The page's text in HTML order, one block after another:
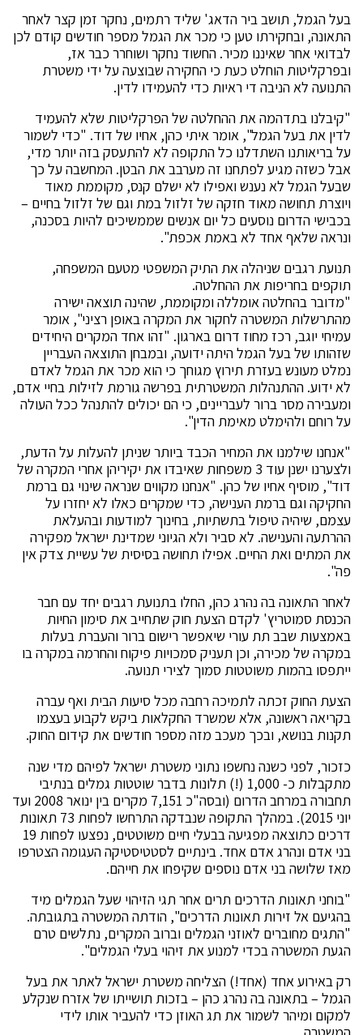
בעל הגמל, תושב ביר הדאג' שליד רתמים, נחקר זמן קצר לאחר
התאונה, ובחקירתו טען כי מכר את הגמל מספר חודשים קודם לכן
לבדואי אחר שאיננו מכיר. החשוד נחקר ושוחרר כבר אז,
ובפרקליטות הוחלט כעת כי החקירה שבוצעה על ידי משטרת
התנועה לא הניבה די ראיות כדי להעמידו לדין.
"קיבלנו בתדהמה את ההחלטה של הפרקליטות שלא להעמיד
לדין את בעל הגמל", אומר איתי כהן, אחיו של דוד. "כדי לשמור
על בריאותנו השתדלנו כל התקופה לא להתעסק בזה יותר מדי,
אבל כשזה מגיע לפתחנו זה מערבב את הבטן. המחשבה על כך
שבעל הגמל לא נענש ואפילו לא ישלם קנס, מקוממת מאוד
ויוצרת תחושה מאוד חזקה של זלזול במת וגם של זלזול בחיים –
בכבישי הדרום נוסעים כל יום אנשים שממשיכים להיות בסכנה,
ונראה שלאף אחד לא באמת אכפת".
תנועת רגבים שניהלה את התיק המשפטי מטעם המשפחה,
תוקפים בחריפות את ההחלטה.
"מדובר בהחלטה אומללה ומקוממת, שהינה תוצאה ישירה
מהתרשלות המשטרה לחקור את המקרה באופן רציני", אומר
עמיחי יוגב, רכז מחוז דרום בארגון. "זהו אחד המקרים היחידים
שזהותו של בעל הגמל היתה ידועה, ובמבחן התוצאה העבריין
נמלט מעונש בעזרת תירוץ מגוחך כי הוא מכר את הגמל לאדם
לא ידוע. ההתנהלות המשטרתית בפרשה גורמת לזילות בחיי אדם,
ומעבירה מסר ברור לעבריינים, כי הם יכולים להתנהל ככל העולה
על רוחם ולהימלט מאימת הדין".
"אנחנו שילמנו את המחיר הכבד ביותר שניתן להעלות על הדעת,
ולצערנו ישנן עוד 3 משפחות שאיבדו את יקיריהן אחרי המקרה של
דוד", מוסיף אחיו של כהן. "אנחנו מקווים שנראה שינוי גם ברמת
החקיקה וגם ברמת הענישה, כדי שמקרים כאלו לא יחזרו על
עצמם, שיהיה טיפול בתשתיות, בחינוך למודעות ובהעלאת
ההרתעה והענישה. לא סביר ולא הגיוני שמדינת ישראל מפקירה
את המתים ואת החיים. אפילו תחושה בסיסית של עשיית צדק אין
פה".
לאחר התאונה בה נהרג כהן, החלו בתנועת רגבים יחד עם חבר
הכנסת סמוטריץ' לקדם הצעת חוק שתחייב את סימון החיות
באמצעות שבב תת עורי שיאפשר רישום ברור והעברת בעלות
במקרה של מכירה, וכן תעניק סמכויות פיקוח והחרמה במקרה בו
ייתפסו בהמות משוטטות סמוך לצירי תנועה.
הצעת החוק זכתה לתמיכה רחבה מכל סיעות הבית ואף עברה
בקריאה ראשונה, אלא שמשרד החקלאות ביקש לקבוע בעצמו
תקנות בנושא, ובכך מעכב מזה מספר חודשים את קידום החוק.
כזכור, לפני כשנה נחשפו נתוני משטרת ישראל לפיהם מדי שנה
מתקבלות כ- 1,000 (!) תלונות בדבר שוטטות גמלים בנתיבי
תחבורה במרחב הדרום (ובסה"כ 7,151 מקרים בין ינואר 2008 ועד
יוני 2015). במהלך התקופה שנבדקה התרחשו לפחות 73 תאונות
דרכים כתוצאה מפגיעה בבעלי חיים משוטטים, נפצעו לפחות 19
בני אדם ונהרג אדם אחד. בינתיים לסטטיסטיקה העגומה הצטרפו
מאז שלושה בני אדם נוספים שקיפחו את חייהם.
"בוחני תאונות הדרכים תרים אחר תגי הזיהוי שעל הגמלים מיד
בהגיעם אל זירות תאונות הדרכים", הודתה המשטרה בתגובתה.
"התגים מחוברים לאוזני הגמלים וברוב המקרים, נתלשים טרם
הגעת המשטרה בכדי למנוע את זיהוי בעלי הגמלים".
רק באירוע אחד (אחד!) הצליחה משטרת ישראל לאתר את בעל
הגמל – בתאונה בה נהרג כהן – בזכות תושייתו של אזרח שנקלע
למקום ומיהר לשמור את תג האוזן כדי להעביר אותו לידי